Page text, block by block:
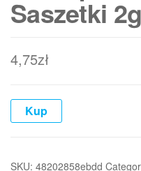
Saszetki
4,75zł
Kup
SKU: 48202858ebdd